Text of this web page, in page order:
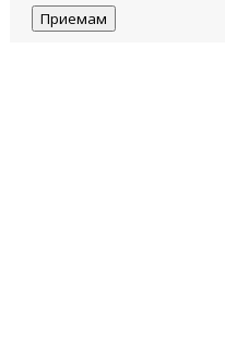
Приемам